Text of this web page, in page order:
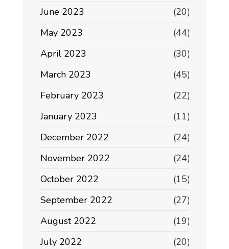
June 2023
(20)
May 2023
(44)
April 2023
(30)
March 2023
(45)
February 2023
(22)
January 2023
(11)
December 2022
(24)
November 2022
(24)
October 2022
(15)
September 2022
(27)
August 2022
(19)
July 2022
(20)